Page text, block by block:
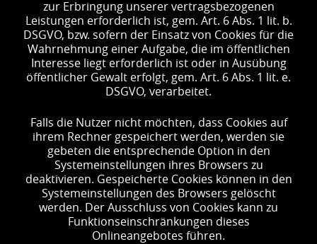
zur Erbringung unserer vertragsbezogenen
Leistungen erforderlich ist, gem. Art. 6 Abs. 1 lit. b.
DSGVO, bzw. sofern der Einsatz von Cookies für die
Wahrnehmung einer Aufgabe, die im öffentlichen
Interesse liegt erforderlich ist oder in Ausübung
öffentlicher Gewalt erfolgt, gem. Art. 6 Abs. 1 lit. e.
DSGVO, verarbeitet.
Falls die Nutzer nicht möchten, dass Cookies auf
ihrem Rechner gespeichert werden, werden sie
gebeten die entsprechende Option in den
Systemeinstellungen ihres Browsers zu
deaktivieren. Gespeicherte Cookies können in den
Systemeinstellungen des Browsers gelöscht
werden. Der Ausschluss von Cookies kann zu
Funktionseinschränkungen dieses
Onlineangebotes führen.